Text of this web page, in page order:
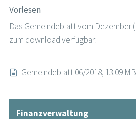
Vorlesen
Das Gemeindeblatt vom Dezember
zum download verfügbar:
Gemeindeblatt 06/2018, 13.09 MB
Finanzverwaltung